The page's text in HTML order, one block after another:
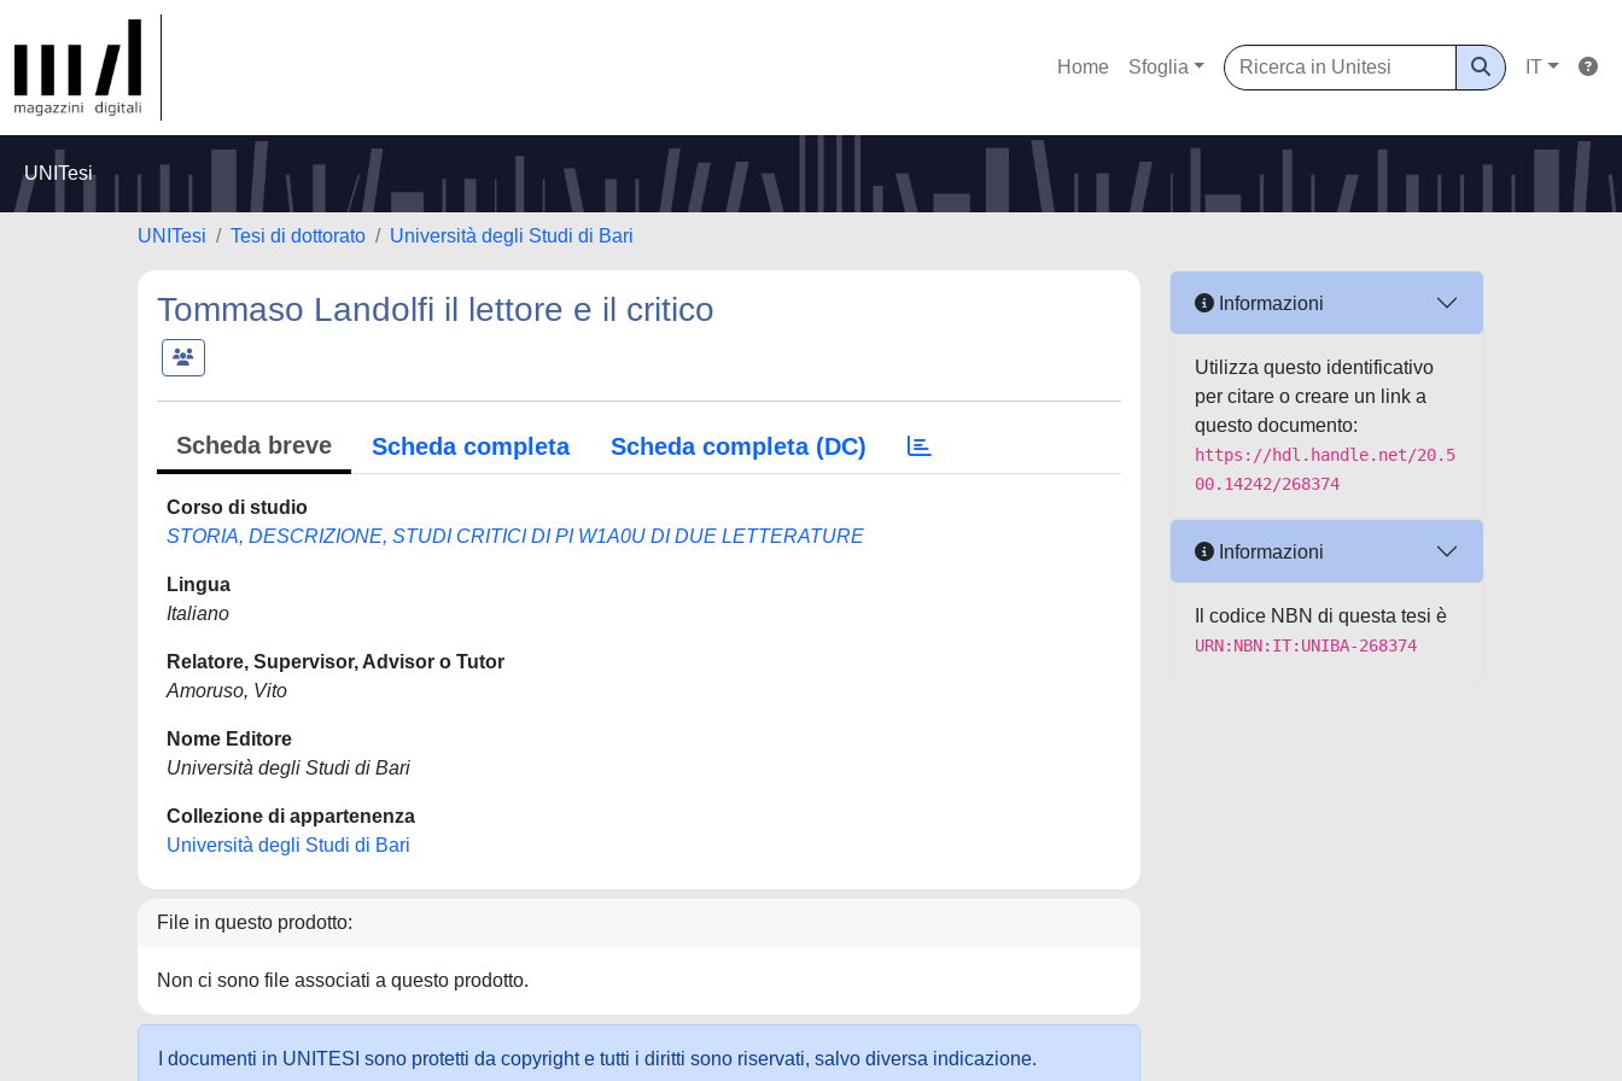
Home Sfoglia IT
UNITesi
UNITesi Tesi di dottorato Università degli Studi di Bari
Tommaso Landolfi il lettore e il critico
Scheda breve Scheda completa Scheda completa (DC)
Corso di studio
STORIA, DESCRIZIONE, STUDI CRITICI DI PI W1A0U DI DUE LETTERATURE
Lingua
Italiano
Relatore, Supervisor, Advisor o Tutor
Amoruso, Vito
Nome Editore
Università degli Studi di Bari
Collezione di appartenenza
Università degli Studi di Bari
File in questo prodotto:
Non ci sono file associati a questo prodotto.
I documenti in UNITESI sono protetti da copyright e tutti i diritti sono riservati, salvo diversa indicazione.
Informazioni
Utilizza questo identificativo
per citare o creare un link a
questo documento:
https://hdl.handle.net/20.5
00.14242/268374
Informazioni
Il codice NBN di questa tesi è
URN:NBN:IT:UNIBA-268374